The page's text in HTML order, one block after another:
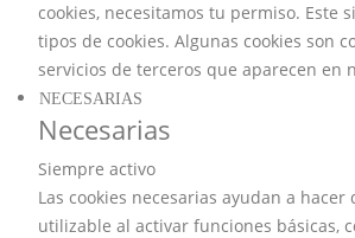
cookies, necesitamos tu permiso. Este
tipos de cookies. Algunas cookies son
servicios de terceros que aparecen en
NECESARIAS
Necesarias
Siempre activo
Las cookies necesarias ayudan a hacer
utilizable al activar funciones básicas,